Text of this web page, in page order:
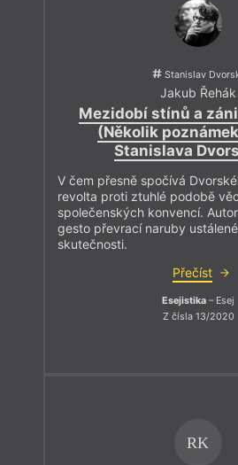
Stanislav
Jakub Řehák
Mezidobí stínů a
(Několik
Stanislava
V čem přesně spočívá
revolta proti ztuhlé podobě
společenských konvencí.
gesto převrací naruby
skutečnosti.
Přečíst
Esejistika – Esej
Z čísla 13/2020
RK